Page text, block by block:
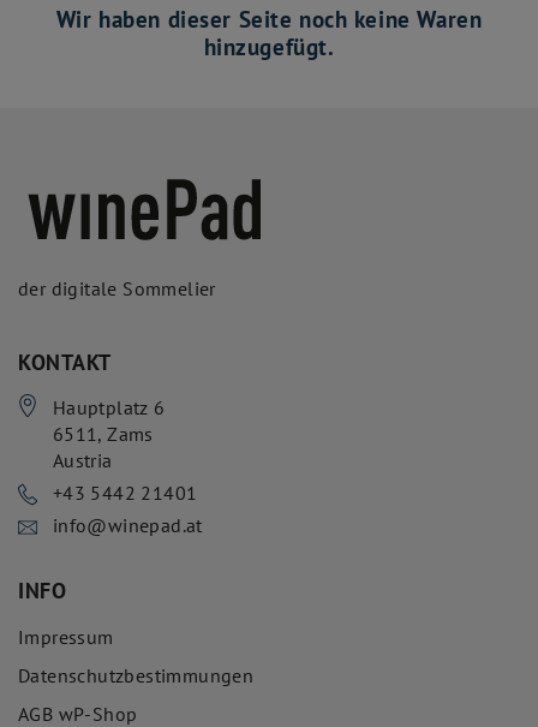
Wir haben dieser Seite noch keine Waren
hinzugefügt.
der digitale Sommelier
KONTAKT
Hauptplatz 6
6511,Zams
Austria
+43 5442 21401
info@winepad.at
INFO
Impressum
Datenschutzbestimmungen
AGB wP-Shop